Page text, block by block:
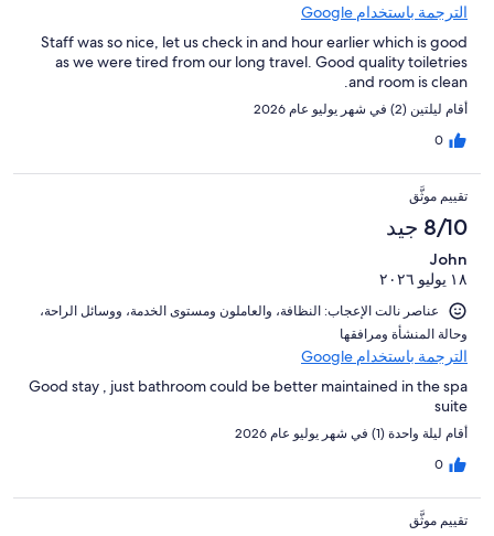
الترجمة باستخدام Google
Staff was so nice, let us check in and hour earlier which is good
as we were tired from our long travel. Good quality toiletries
and room is clean.
أقام ليلتين (2) في شهر يوليو عام 2026
0
تقييم موثَّق
8/10 جيد
John
١٨ يوليو ٢٠٢٦
عناصر نالت الإعجاب: ⁦النظافة⁩، و⁦العاملون ومستوى الخدمة⁩، و⁦وسائل الراحة⁩،
و⁦حالة المنشأة ومرافقها⁩
الترجمة باستخدام Google
Good stay , just bathroom could be better maintained in the spa
suite
أقام ليلة واحدة (1) في شهر يوليو عام 2026
0
تقييم موثَّق